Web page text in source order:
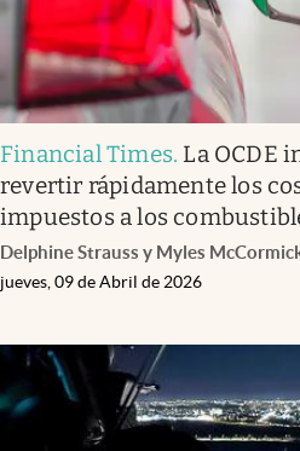
Financial Times. La OCDE
revertir rápidamente los
impuestos a los
Delphine Strauss y Myles
jueves, 09 de Abril de 2026